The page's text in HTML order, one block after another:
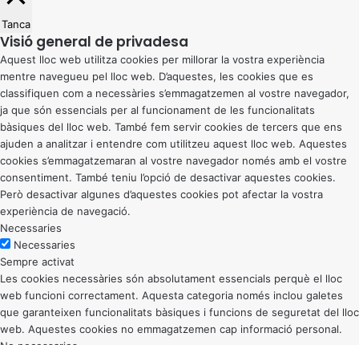
Tanca
Visió general de privadesa
Aquest lloc web utilitza cookies per millorar la vostra experiència
mentre navegueu pel lloc web. D’aquestes, les cookies que es
classifiquen com a necessàries s’emmagatzemen al vostre navegador,
ja que són essencials per al funcionament de les funcionalitats
bàsiques del lloc web. També fem servir cookies de tercers que ens
ajuden a analitzar i entendre com utilitzeu aquest lloc web. Aquestes
cookies s’emmagatzemaran al vostre navegador només amb el vostre
consentiment. També teniu l’opció de desactivar aquestes cookies.
Però desactivar algunes d’aquestes cookies pot afectar la vostra
experiència de navegació.
Necessaries
Necessaries
Sempre activat
Les cookies necessàries són absolutament essencials perquè el lloc
web funcioni correctament. Aquesta categoria només inclou galetes
que garanteixen funcionalitats bàsiques i funcions de seguretat del lloc
web. Aquestes cookies no emmagatzemen cap informació personal.